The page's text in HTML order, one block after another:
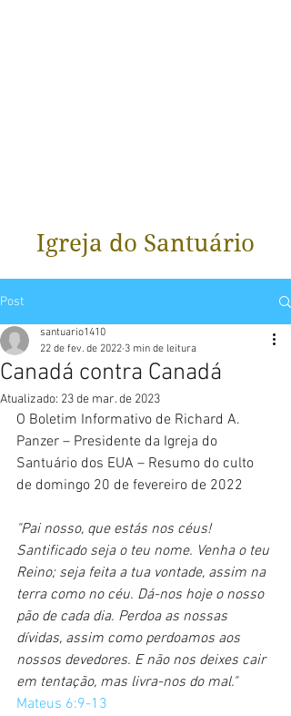
Igreja do Santuário
Post
Canadá contra Canadá
santuario1410
22 de fev. de 2022 3 min de leitura
Atualizado: 23 de mar. de 2023
O Boletim Informativo de Richard A.
Panzer – Presidente da Igreja do
Santuário dos EUA – Resumo do culto
de domingo 20 de fevereiro de 2022
"Pai nosso, que estás nos céus!
Santificado seja o teu nome. Venha o teu
Reino; seja feita a tua vontade, assim na
terra como no céu. Dá-nos hoje o nosso
pão de cada dia. Perdoa as nossas
dívidas, assim como perdoamos aos
nossos devedores. E não nos deixes cair
em tentação, mas livra-nos do mal."
Mateus 6:9-13